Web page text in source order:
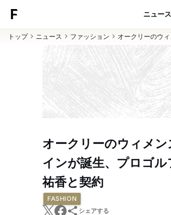
ニュース
トップ ニュース ファッション オークリーのウ
オークリーのウィメン
インが誕生、プロゴル
祐香と契約
FASHION
シェアする